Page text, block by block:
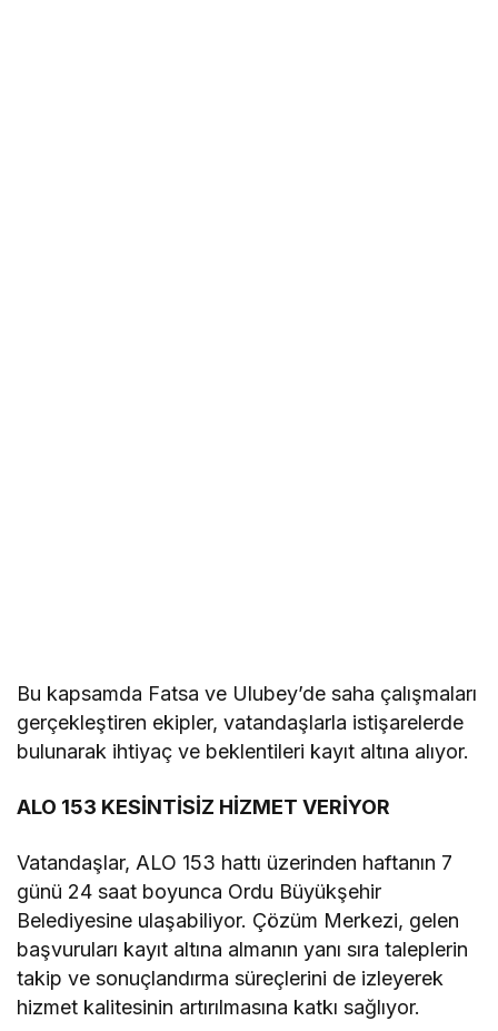
Bu kapsamda Fatsa ve Ulubey’de saha çalışmaları
gerçekleştiren ekipler, vatandaşlarla istişarelerde
bulunarak ihtiyaç ve beklentileri kayıt altına alıyor.
ALO 153 KESİNTİSİZ HİZMET VERİYOR
Vatandaşlar, ALO 153 hattı üzerinden haftanın 7
günü 24 saat boyunca Ordu Büyükşehir
Belediyesine ulaşabiliyor. Çözüm Merkezi, gelen
başvuruları kayıt altına almanın yanı sıra taleplerin
takip ve sonuçlandırma süreçlerini de izleyerek
hizmet kalitesinin artırılmasına katkı sağlıyor.